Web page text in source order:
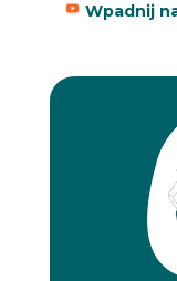
Wpadnij